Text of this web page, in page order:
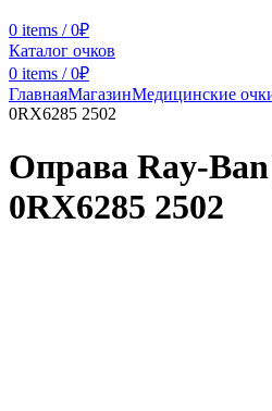
0 items / 0₽
Каталог очков
0 items / 0₽
ГлавнаяМагазинМедицинские
0RX6285 2502
Оправа Ray-Ban
0RX6285 2502